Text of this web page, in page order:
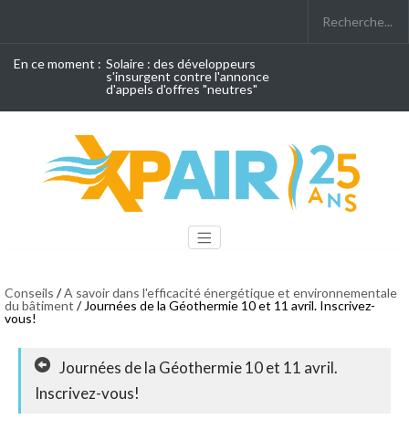
En ce moment : Solaire : des développeurs
s'insurgent contre l'annonce
d'appels d'offres "neutres"
Conseils /A savoir dans l'efficacité énergétique et environnementale
du bâtiment / Journées de la Géothermie 10 et 11 avril. Inscrivez-
vous!
Journées de la Géothermie 10 et 11 avril.
Inscrivez-vous!